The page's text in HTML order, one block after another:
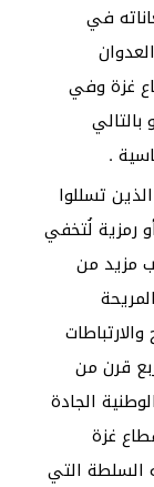
في
غزة وفي
.
تسللوا
رمزية لُتخفي
مزيد من
قرن من
الجادة
غزة
السلطة التي